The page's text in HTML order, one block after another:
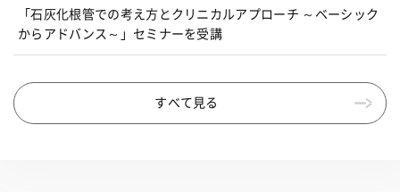
「石灰化根管での考え方とクリニカルアプローチ ～ベーシック
からアドバンス～」セミナーを受講
すべて見る